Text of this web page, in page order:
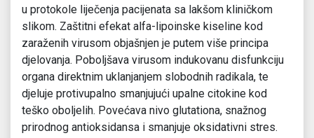
u protokole liječenja pacijenata sa lakšom kliničkom
slikom. Zaštitni efekat alfa-lipoinske kiseline kod
zaraženih virusom objašnjen je putem više principa
djelovanja. Poboljšava virusom indukovanu disfunkciju
organa direktnim uklanjanjem slobodnih radikala, te
djeluje protivupalno smanjujući upalne citokine kod
teško oboljelih. Povećava nivo glutationa, snažnog
prirodnog antioksidansa i smanjuje oksidativni stres.